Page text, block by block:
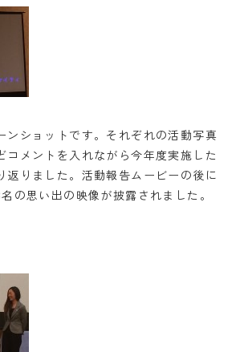
ショットです。それぞれの活動写真
コメントを入れながら今年度実施した
返りました。活動報告ムービーの後に
の思い出の映像が披露されました。